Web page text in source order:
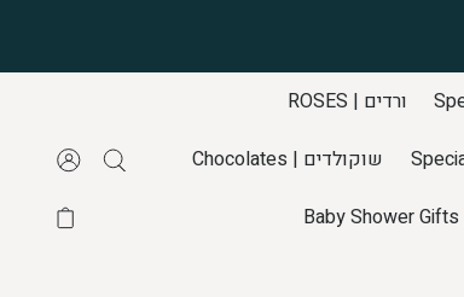
ורדים | ROSES
שוקולדים | Chocolates